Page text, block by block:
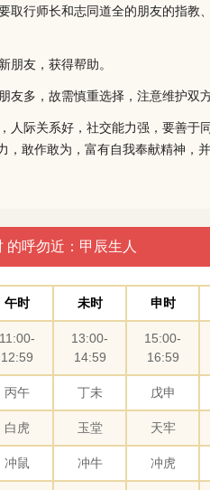
取行师长和志同道全的朋友的指教
朋友，获得帮助。
友多，故需慎重选择，注意维护双
人际关系好，社交能力强，要善于
，敢作敢为，富有自我奉献精神，
呼勿近：甲辰生人
午时 未时 申时
11:00-
12:59
13:00-
14:59
15:00-
16:59
丙午 丁未 戊申
白虎 玉堂 天牢
冲鼠 冲牛 冲虎